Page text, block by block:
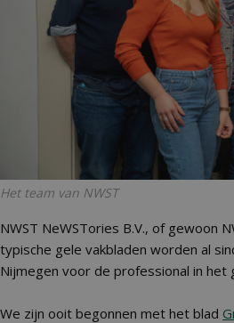
Het team van NWST
NWST NeWSTories B.V., of gewoon
typische gele vakbladen worden al
Nijmegen voor de professional in het
We zijn ooit begonnen met het blad